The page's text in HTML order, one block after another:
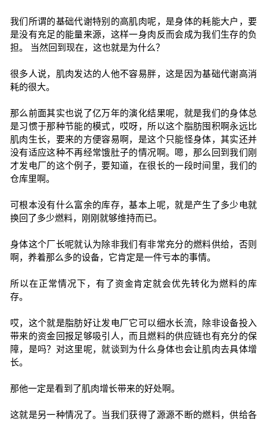
我们所谓的基础代谢特别的高肌肉呢，是身体的耗能大户，要
是没有充足的能量来源，这样一身肉反而会成为我们生存的负
担。 当然回到现在，这也就是为什么？
很多人说，肌肉发达的人他不容易胖，这是因为基础代谢高消
耗的很大。
那么前面其实也说了亿万年的演化结果呢，就是我们的身体总
是习惯于那种节能的模式，哎呀，所以这个脂肪囤积啊永远比
肌肉生长，要来的方便容易啊，是这个只能怪身体，其实还并
没有适应这种不再经常饿肚子的情况啊。嗯，那么回到我们刚
才发电厂的这个例子，要知道，在很长的一段时间里，我们的
仓库里啊。
可根本没有什么富余的库存，基本上呢，就是产生了多少电就
换回了多少燃料，刚刚就够维持而已。
身体这个厂长呢就认为除非我们有非常充分的燃料供给，否则
啊，养着那么多的设备，它肯定是一件亏本的事情。
所以在正常情况下，有了资金肯定就会优先转化为燃料的库
存。
哎，这个就是脂肪好让发电厂它可以细水长流，除非设备投入
带来的资金回报足够吸引人，而且燃料的供应链也有充分的保
障，是吗？对这里呢，就谈到为什么身体也会让肌肉去具体增
长。
那他一定是看到了肌肉增长带来的好处啊。
这就是另一种情况了。当我们获得了源源不断的燃料，供给各